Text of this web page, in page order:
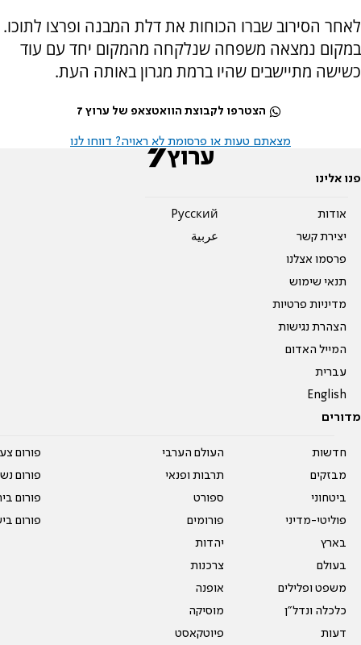
לאחר הסירוב שברו הכוחות את דלת המבנה ופרצו לתוכו.
במקום נמצאה משפחה שנלקחה מהמקום יחד עם עוד
כשישה מתיישבים שהיו ברמת מגרון באותה העת.
הצטרפו לקבוצת הוואטצאפ של ערוץ 7
מצאתם טעות או פרסומת לא ראויה? דווחו לנו
פנו אלינו
אודות
יצירת קשר
פרסמו אצלנו
תנאי שימוש
מדיניות פרטיות
הצהרת נגישות
המייל האדום
עברית
English
Pусский
عربية
מדורים
חדשות
מבזקים
ביטחוני
פוליטי-מדיני
בארץ
בעולם
משפט ופלילים
כלכלה ונדל"ן
דעות
העולם הערבי
תרבות ופנאי
ספורט
פורומים
יהדות
צרכנות
אופנה
מוסיקה
פיוטקאסט
פורום
פורום
פורום
פורום